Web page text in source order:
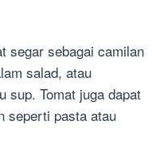
segar sebagai camilan
salad, atau
sup. Tomat juga dapat
seperti pasta atau